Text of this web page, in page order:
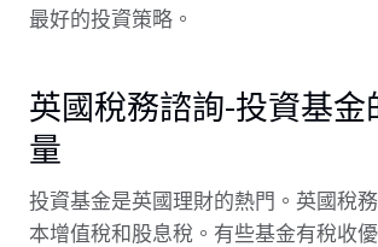
最好的投資策略。
英國稅務諮詢-投資基金
量
投資基金是英國理財的熱門。英國稅
本增值稅和股息稅。有些基金有稅收